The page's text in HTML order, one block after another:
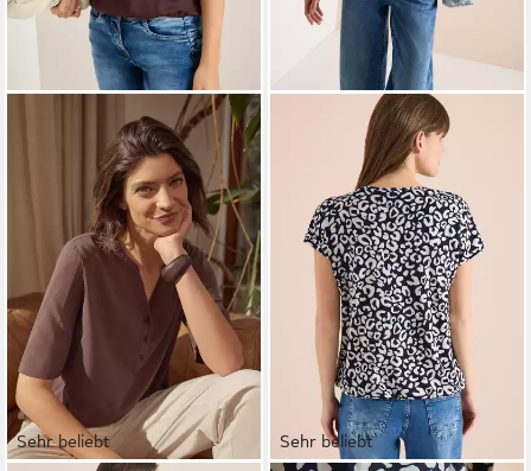
Sehr beliebt Sehr beliebt